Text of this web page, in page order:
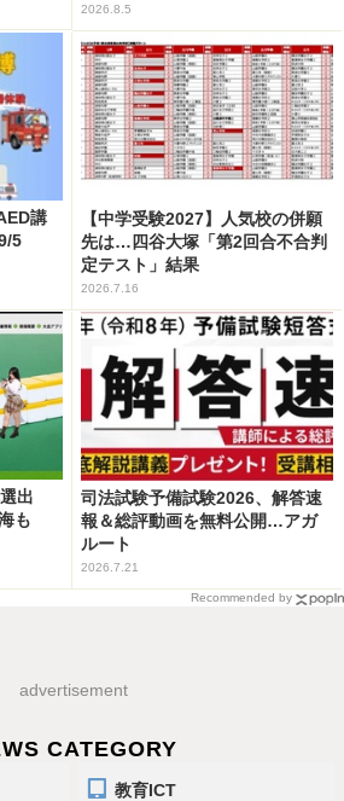
2026.8.5
講
5
【中学受験2027】人気校の併願
先は…四谷大塚「第2回合不合判
定テスト」結果
2026.7.16
出
も
司法試験予備試験2026、解答速
報＆総評動画を無料公開…アガ
ルート
2026.7.21
Recommended by
advertisement
CATEGORY
教育ICT